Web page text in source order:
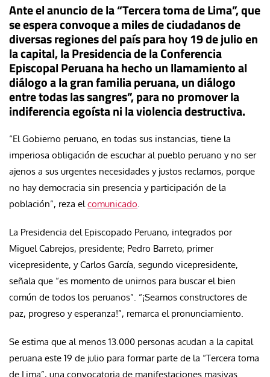
Ante el anuncio de la “Tercera toma de Lima”, que
se espera convoque a miles de ciudadanos de
diversas regiones del país para hoy 19 de julio en
la capital, la Presidencia de la Conferencia
Episcopal Peruana ha hecho un llamamiento al
diálogo a la gran familia peruana, un diálogo
entre todas las sangres”, para no promover la
indiferencia egoísta ni la violencia destructiva.
“El Gobierno peruano, en todas sus instancias, tiene la
imperiosa obligación de escuchar al pueblo peruano y no ser
ajenos a sus urgentes necesidades y justos reclamos, porque
no hay democracia sin presencia y participación de la
población”, reza elcomunicado.
La Presidencia del Episcopado Peruano, integrados por
Miguel Cabrejos, presidente; Pedro Barreto, primer
vicepresidente, y Carlos García, segundo vicepresidente,
señala que “es momento de unirnos para buscar el bien
común de todos los peruanos”. “¡Seamos constructores de
paz, progreso y esperanza!”, remarca el pronunciamiento.
Se estima que al menos 13.000 personas acudan a la capital
peruana este 19 de julio para formar parte de la “Tercera toma
de Lima”, una convocatoria de manifestaciones masivas